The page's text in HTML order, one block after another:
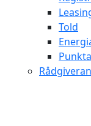
Told